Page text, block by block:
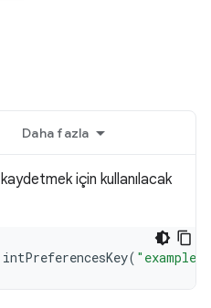
Daha fazla
için kullanılacak
intPreferencesKey(